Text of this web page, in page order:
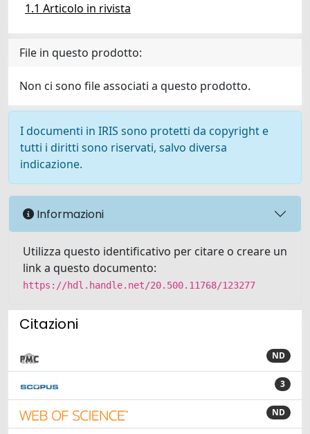
1.1 Articolo in rivista
File in questo prodotto:
Non ci sono file associati a questo prodotto.
I documenti in IRIS sono protetti da copyright e
tutti i diritti sono riservati, salvo diversa
indicazione.
Informazioni
Utilizza questo identificativo per citare o creare un
link a questo documento:
https://hdl.handle.net/20.500.11768/123277
Citazioni
ND
3
ND